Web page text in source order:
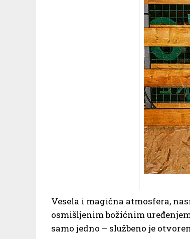
Vesela i magična atmosfera,
osmišljenim božićnim
samo jedno – službeno je